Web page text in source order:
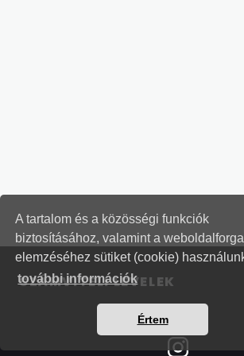
A tartalom és a közösségi funkciók
biztosításához, valamint a
elemzéséhez sütiket (cookie)
további információk
Értem
SZÁMVITELI LEVELEK